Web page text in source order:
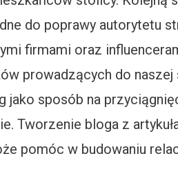
do poprawy autorytetu
firmami oraz
prowadzących do
jako sposób na
Tworzenie bloga z
pomóc w budowaniu